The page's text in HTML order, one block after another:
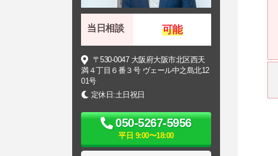
当日相談 可能
〒530-0047 大阪府大阪市北区西天
満４丁目６番３号 ヴェール中之島北12
01号
定休日:土日祝日
050-5267-5956
平日 9:00〜18:00